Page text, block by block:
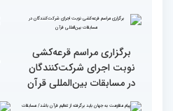
مسابقات بین المللی قرآن
کریم (بخش اول)
اجرای ۱۳ شرکت‌کننده در